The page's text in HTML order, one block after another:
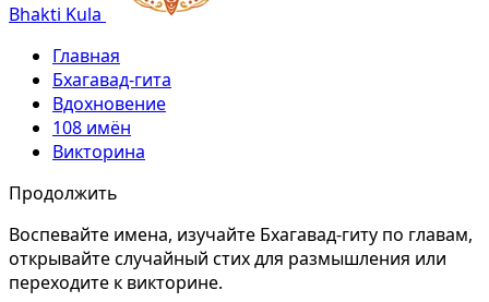
Bhakti Kula
Главная
Бхагавад-гита
Вдохновение
108 имён
Викторина
Продолжить
Воспевайте имена, изучайте Бхагавад-гиту по главам,
открывайте случайный стих для размышления или
переходите к викторине.